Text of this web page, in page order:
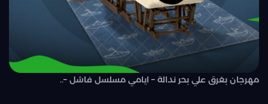
مهرجان بغرق علي بحر ندالة – ايامي مسلسل فاشل –..